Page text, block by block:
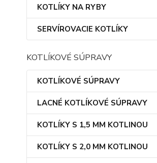
KOTLÍKY NA RYBY
SERVÍROVACIE KOTLÍKY
KOTLÍKOVÉ SÚPRAVY
KOTLÍKOVÉ SÚPRAVY
LACNÉ KOTLÍKOVÉ SÚPRAVY
KOTLÍKY S 1,5 MM KOTLINOU
KOTLÍKY S 2,0 MM KOTLINOU